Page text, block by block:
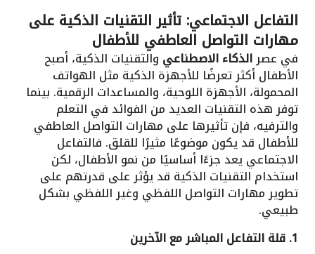
التفاعل الاجتماعي: تأثير التقنيات الذكية على
مهارات التواصل العاطفي للأطفال
في عصرالذكاء الاصطناعي والتقنيات الذكية، أصبح
الأطفال أكثر تعرضًا للأجهزة الذكية مثل الهواتف
المحمولة، الأجهزة اللوحية، والمساعدات الرقمية. بينما
توفر هذه التقنيات العديد من الفوائد في التعلم
والترفيه، فإن تأثيرها على مهارات التواصل العاطفي
للأطفال قد يكون موضوعًا مثيرًا للقلق. فالتفاعل
الاجتماعي يعد جزءًا أساسيًا من نمو الأطفال، لكن
استخدام التقنيات الذكية قد يؤثر على قدرتهم على
تطوير مهارات التواصل اللفظي وغير اللفظي بشكل
طبيعي.
1. قلة التفاعل المباشر مع الآخرين